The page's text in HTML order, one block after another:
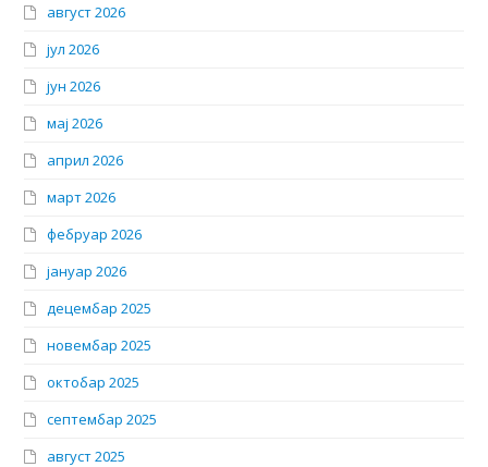
август 2026
јул 2026
јун 2026
мај 2026
април 2026
март 2026
фебруар 2026
јануар 2026
децембар 2025
новембар 2025
октобар 2025
септембар 2025
август 2025